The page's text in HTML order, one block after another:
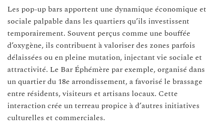
Les pop-up bars apportent une dynamique économique et
sociale palpable dans les quartiers qu’ils investissent
temporairement. Souvent perçus comme une bouffée
d’oxygène, ils contribuent à valoriser des zones parfois
délaissées ou en pleine mutation, injectant vie sociale et
attractivité. Le Bar Éphémère par exemple, organisé dans
un quartier du 18e arrondissement, a favorisé le brassage
entre résidents, visiteurs et artisans locaux. Cette
interaction crée un terreau propice à d’autres initiatives
culturelles et commerciales.